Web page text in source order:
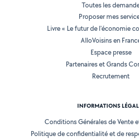
Toutes les
Proposer mes
Livre « Le futur de l'économie
AlloVoisins en
Espace presse
Partenaires et Grands
Recrutement
INFORMATIONS
Conditions Générales de Vente
Politique de confidentialité et de